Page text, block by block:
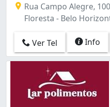
Rua Campo Alegre, 100
Floresta - Belo
Ver Tel Info